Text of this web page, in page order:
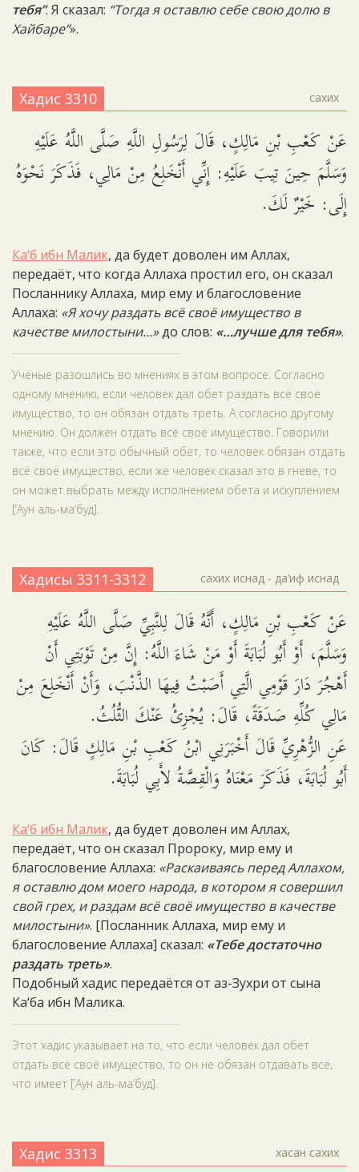
тебя”. Я сказал: “Тогда я оставлю себе свою долю в
Хайбаре”».
Хадис 3310 сахих
عَنْ كَعْبِ بْنِ مَالِكٍ، قَالَ لِرَسُولِ اللَّهِ صَلَّى اللَّهُ عَلَيْهِ
وَسَلَّمَ حِينَ تِيبَ عَلَيْهِ: إِنِّي أَنْخَلِعُ مِنْ مَالِي، فَذَكَرَ نَحْوَهُ
إِلَى: خَيْرٌ لَكَ.
Ка‘б ибн Малик, да будет доволен им Аллах,
передаёт, что когда Аллаха простил его, он сказал
Посланнику Аллаха, мир ему и благословение
Аллаха: «Я хочу раздать всё своё имущество в
качестве милостыни…»до слов: «…лучше для тебя».
Учёные разошлись во мнениях в этом вопросе. Согласно
одному мнению, если человек дал обет раздать всё своё
имущество, то он обязан отдать треть. А согласно другому
мнению. Он должен отдать всё своё имущество. Говорили
также, что если это обычный обет, то человек обязан отдать
всё своё имущество, если же человек сказал это в гневе, то
он может выбрать между исполнением обета и искуплением
[‘Аун аль-ма‘буд].
Хадисы 3311-3312 сахих иснад - да‘иф иснад
عَنْ كَعْبِ بْنِ مَالِكٍ، أَنَّهُ قَالَ لِلنَّبِيِّ صَلَّى اللَّهُ عَلَيْهِ
وَسَلَّمَ، أَوْ أَبُو لُبَابَةَ أَوْ مَنْ شَاءَ اللَّهُ: إِنَّ مِنْ تَوْبَتِي أَنْ
أَهْجُرَ دَارَ قَوْمِي الَّتِي أَصَبْتُ فِيهَا الذَّنْبَ، وَأَنْ أَنْخَلِعَ مِنْ
مَالِي كُلِّهِ صَدَقَةً، قَالَ: يُجْزِئُ عَنْكَ الثُّلُثُ.
عَنِ الزُّهْرِيِّ قَالَ أَخْبَرَنِي ابْنُ كَعْبِ بْنِ مَالِكٍ قَالَ: كَانَ
أَبُو لُبَابَةَ، فَذَكَرَ مَعْنَاهُ وَالْقِصَّةُ لأَبِي لُبَابَةَ.
Ка‘б ибн Малик, да будет доволен им Аллах,
передаёт, что он сказал Пророку, мир ему и
благословение Аллаха: «Раскаиваясь перед Аллахом,
я оставлю дом моего народа, в котором я совершил
свой грех, и раздам всё своё имущество в качестве
милостыни». [Посланник Аллаха, мир ему и
благословение Аллаха] сказал: «Тебе достаточно
раздать треть».
Подобный хадис передаётся от аз-Зухри от сына
Ка‘ба ибн Малика.
Этот хадис указывает на то, что если человек дал обет
отдать всё своё имущество, то он не обязан отдавать всё,
что имеет [‘Аун аль-ма‘буд].
Хадис 3313 хасан сахих